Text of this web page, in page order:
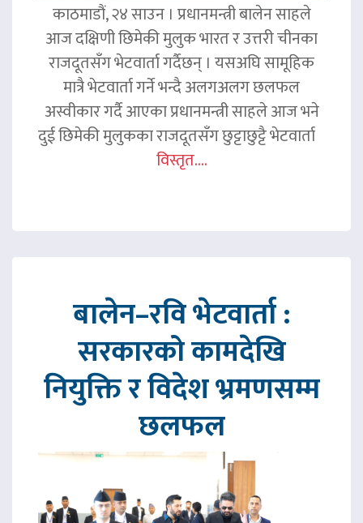
काठमाडौं, २४ साउन । प्रधानमन्त्री बालेन साहले
आज दक्षिणी छिमेकी मुलुक भारत र उत्तरी चीनका
राजदूतसँग भेटवार्ता गर्दैछन् । यसअघि सामूहिक
मात्रै भेटवार्ता गर्ने भन्दै अलगअलग छलफल
अस्वीकार गर्दै आएका प्रधानमन्त्री साहले आज भने
दुई छिमेकी मुलुकका राजदूतसँग छुट्टाछुट्टै भेटवार्ता
विस्तृत....
बालेन–रवि भेटवार्ता :
सरकारको कामदेखि
नियुक्ति र विदेश भ्रमणसम्म
छलफल